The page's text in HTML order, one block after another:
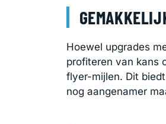
Hoewel upgrades
profiteren van kans
flyer-mijlen. Dit
nog aangenamer